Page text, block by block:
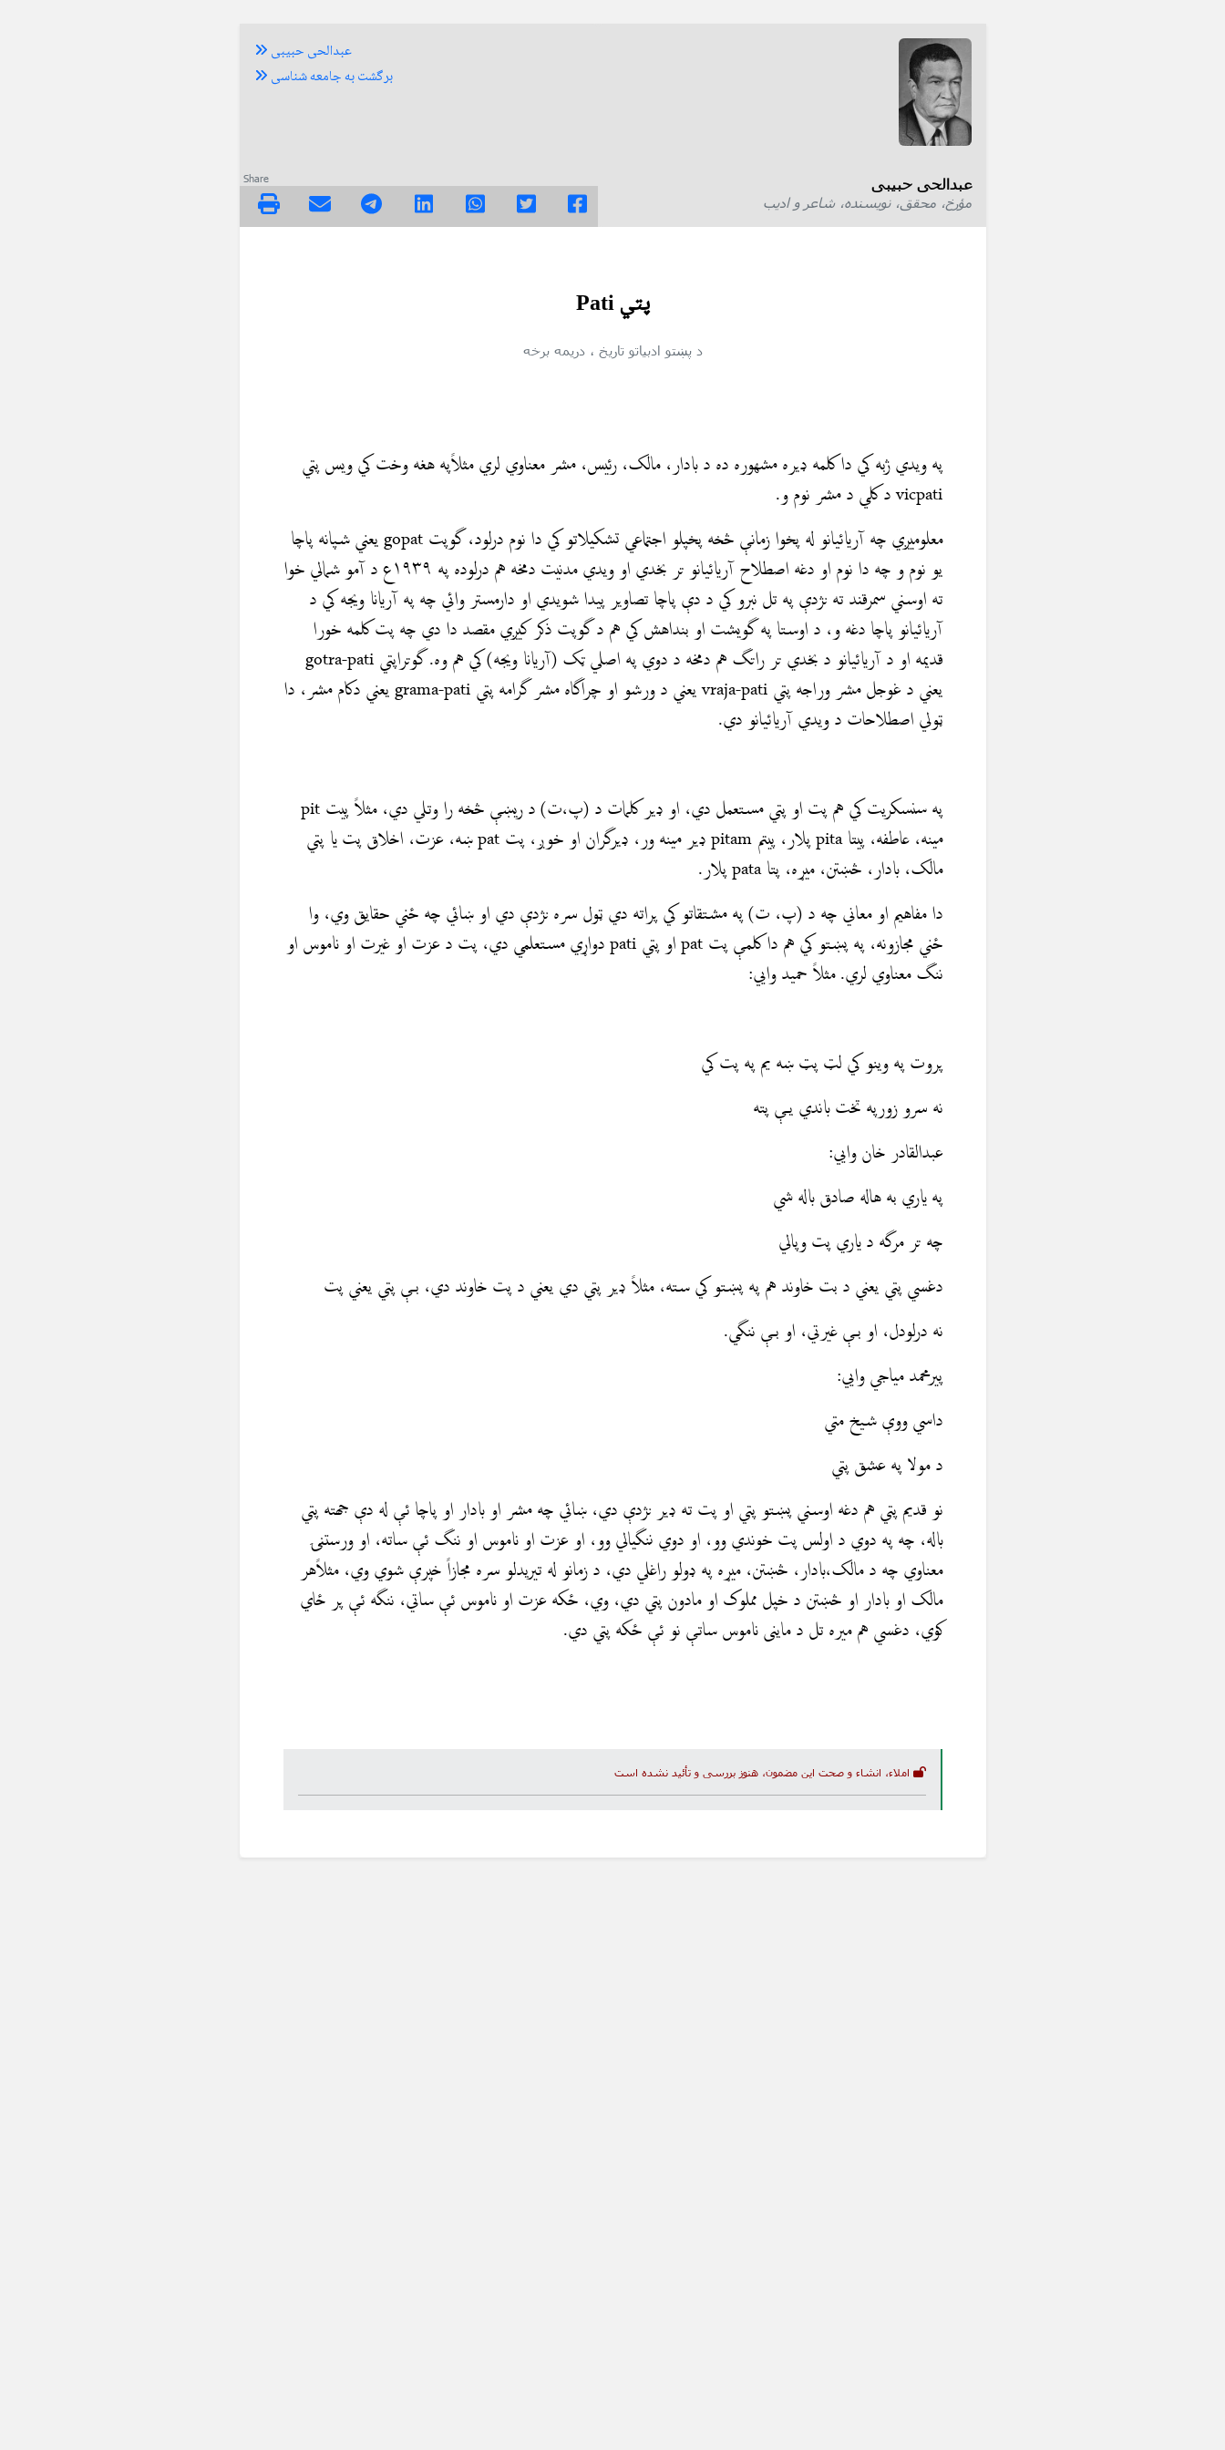
عبدالحی حبیبی
مؤرخ، محقق، نویسنده، شاعر و ادیب
عبدالحی حبیبی
برگشت به جامعه شناسی
Share
پتي Pati
د پښتو ادبیاتو تاریخ ، دریمه برخه
په ويدي ژبه کي دا کلمه ډيره مشهوره ده د بادار، مالک، رئيس، مشر معناوي لري مثلاًپه هغه وخت کي ویس پتي
vicpati د کلي د مشر نوم و.
معلوميږي چه آریائیانو له پخوا زمانې څخه پخپلو اجتماعي تشكيلاتو کي دا نوم درلود، گوپت gopat يعني شپانه پاچا
یو نوم و چه دا نوم او دغه اصطلاح آریائیانو تر بخدي او ويدي مدنيت دمخه هم درلوده په ۱۹۳۹ع د آمو شمالي خوا
ته اوسني سمرقند ته نژدې په تل نبرو کي د دې پاچا تصاویر پیدا شويدي او دارمستر وائي چه په آریانا ويجه کي د
آريائيانو پاچا دغه و، د اوستا په گویشت او بنداهش کي هم د گوپت ذکر کيږي مقصد دا دي چه پت کلمه خورا
قدیمه او د آريائيانو د بخدي تر راتگ هم دمخه د دوي په اصلي ټک (آريانا ويجه) کي هم وه. گوتراپتي gotra-pati
یعني د غوجل مشر وراجه پتي vraja-pati يعني د ورشو او چراگاه مشر گرامه پتي grama-pati يعني دكام مشر، دا
ټولي اصطلاحات د ويدي آريائيانو دي.
په سنسكريت کي هم پت او پتي مستعمل دي، او ډير کلمات د (پ،ت) د ریښې څخه را وتلي دي، مثلاً پيت pit
مینه، عاطفه، پیتا pita پلار، پیتم pitam ډیر مینه ور، ډیرگران او خوږ، پت pat ښه، عزت، اخلاق پت يا پتي
مالک، بادار، څښتن، میړه، پتا pata پلار.
دا مفاهيم او معاني چه د (پ، ت) په مشتقاتو کي پراته دي ټول سره نژدې دي او ښائي چه ځني حقايق وي، وا
ځني مجازونه، په پښتو کي هم دا کلمې پت pat او پتي pati دواړي مستعلمي دي، پت د عزت او غيرت او ناموس او
ننگ معناوي لري. مثلاً حميد وايي:
پروت په وينو كي لټ پټ ښه یم په پت کي
نه سرو زورپه تخت باندي یې پته
عبدالقادر خان وايي:
په ياري به هاله صادق باله شي
چه تر مرگه د ياري پت وپالي
دغسي پتي يعني د بت خاوند هم په پښتو کي سته، مثلاً ډير پتي دي يعني د پت خاوند دي، بې پتي يعني پت
نه درلودل، او بې غيرتي، او بې ننگي.
پیرمحمد مياجي وايي:
داسي ووې شيخ متي
د مولا په عشق پتي
نو قديم پتي هم دغه اوسني پښتو پتي او پت ته ډير نژدې دي، ښائي چه مشر او بادار او پاچا ئې له دې جهته پتي
باله، چه په دوي د اولس پت خوندي وو، او دوي ننگيالي وو، او عزت او ناموس او ننگ ئې ساته، او ورستنۍ
معناوي چه د مالک،بادار، څښتن، میړه په ډولو راغلي دي، د زمانو له تيريدلو سره مجازاً خپرې شوي وي، مثلاًهر
مالک او بادار او څښتن د خپل مملوک او مادون پتي دي، وي، ځکه عزت او ناموس ئې ساتي، ننگه ئې پر ځاي
کوي، دغسي هم میره تل د ماینی ناموس ساتې نو ئې ځکه پتي دي.
املاء، انشاء و صحت این مضمون، هنوز بررسی و تأئید نشده است